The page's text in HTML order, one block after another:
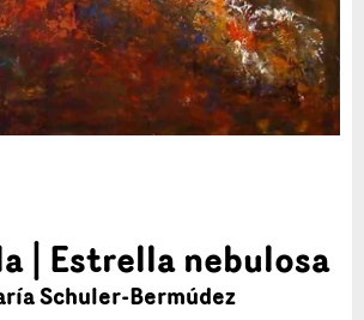
| Estrella nebulosa
Schuler-Bermúdez